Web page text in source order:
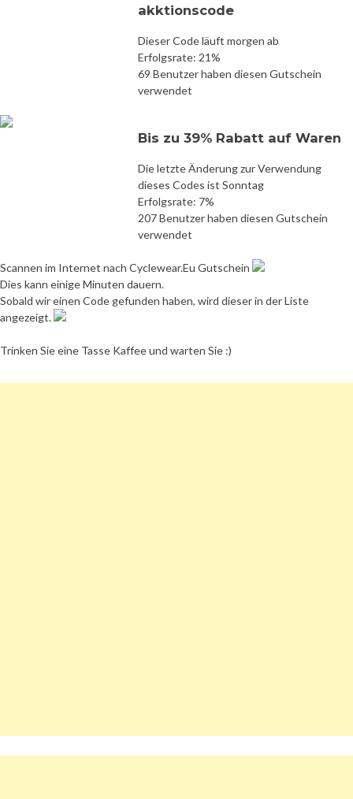
akktionscode
Dieser Code läuft morgen ab
Erfolgsrate: 21%
69 Benutzer haben diesen Gutschein
verwendet
Bis zu 39% Rabatt auf Waren
Die letzte Änderung zur Verwendung
dieses Codes ist Sonntag
Erfolgsrate: 7%
207 Benutzer haben diesen Gutschein
verwendet
Scannen im Internet nach Cyclewear.Eu Gutschein
Dies kann einige Minuten dauern.
Sobald wir einen Code gefunden haben, wird dieser in der Liste
angezeigt.
Trinken Sie eine Tasse Kaffee und warten Sie :)